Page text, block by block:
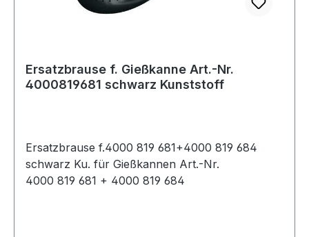
Ersatzbrause f. Gießkanne Art.-Nr.
4000819681 schwarz Kunststoff
Ersatzbrause f.4000 819 681+4000 819 684
schwarz Ku. für Gießkannen Art.-Nr.
4000 819 681 + 4000 819 684